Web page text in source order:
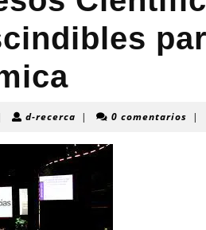
d-recerca d-| 0 comentarios |